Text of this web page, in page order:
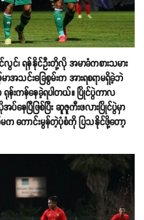
လွင်၊ ရန်နိုင်ဦးတို့လို အမာခံကစားသမား
အသင်းခြေစွမ်းက အားရစရာမရှိခဲ့ဘဲ
န်းကန်နေခဲ့ရပါတယ်။ ပြိုင်ပွဲကာလ
ပြီဖြစ်ပြီး ဆူဇူကီးဖလားပြိုင်ပွဲမှာ
ကောင်းမွန်တဲ့ပုံစံကို​ ပြသနိုင်ဖို့တော့